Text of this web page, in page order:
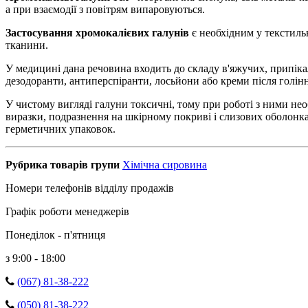
а при взаємодії з повітрям випаровуються.
Застосування хромокалієвих галунів є необхідним у
тканини.
У медицині дана речовина входить до складу в'яжучих,
дезодоранти, антиперспіранти, лосьйони або креми після
У чистому вигляді галуни токсичні, тому при роботі з ними
виразки, подразнення на шкірному покриві і слизових
герметичних упаковок.
Рубрика товарів групи Хімічна сировина
Номери телефонів відділу продажів
Графік роботи менеджерів
Понеділок - п'ятниця
з 9:00 - 18:00
(067) 81-38-222
(050) 81-38-222